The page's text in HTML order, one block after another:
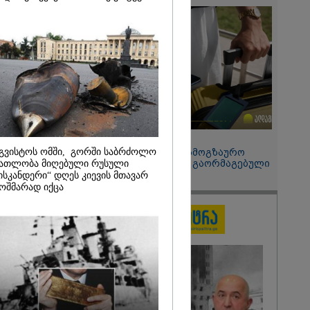
- ნიკა
ხალხი
ყაზახს,
არავინ
არაა" -
15:49 / 06-08-2026
შეიძინე ალდაგის სამოგზაურო
დაზღვევა და მიიღე გაორმაგებული
ინტერნეტი
ომში, გორში საბრძოლო
მიღებული რუსული
დღეს კიევის მთავარ
იქცა